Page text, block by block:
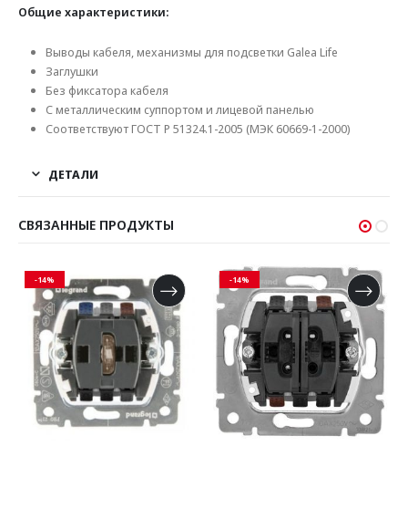
Общие характеристики:
Выводы кабеля, механизмы для подсветки Galea Life
Заглушки
Без фиксатора кабеля
С металлическим суппортом и лицевой панелью
Соответствуют ГОСТ Р 51324.1-2005 (МЭК 60669-1-2000)
ДЕТАЛИ
СВЯЗАННЫЕ ПРОДУКТЫ
-14% -14%